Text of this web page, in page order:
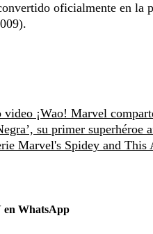
oficialmente en la
video ¡Wao! Marvel
su primer superhéroe
Marvel's Spidey and This
en WhatsApp